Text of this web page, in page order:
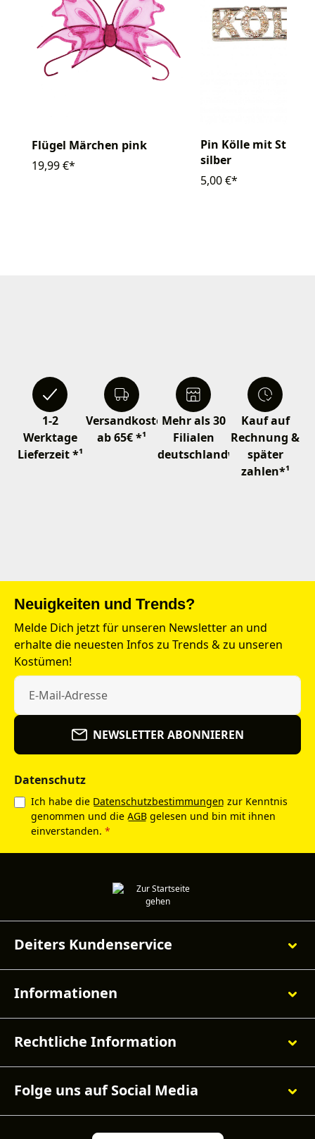
Flügel Märchen pink
19,99 €*
Pin Kölle mit
silber
5,00 €*
1-2
Werktage
Lieferzeit *¹
Versandkostenfrei
ab 65€ *¹
Mehr als 30
Filialen
deutschlandweit
Kauf auf
Rechnung &
später
zahlen*¹
Neuigkeiten und Trends?
Melde Dich jetzt für unseren Newsletter an und
erhalte die neuesten Infos zu Trends & zu unseren
Kostümen!
NEWSLETTER ABONNIEREN
Datenschutz
Ich habe die Datenschutzbestimmungen zur Kenntnis
genommen und die AGB gelesen und bin mit ihnen
einverstanden. *
Deiters Kundenservice
Informationen
Rechtliche Information
Folge uns auf Social Media